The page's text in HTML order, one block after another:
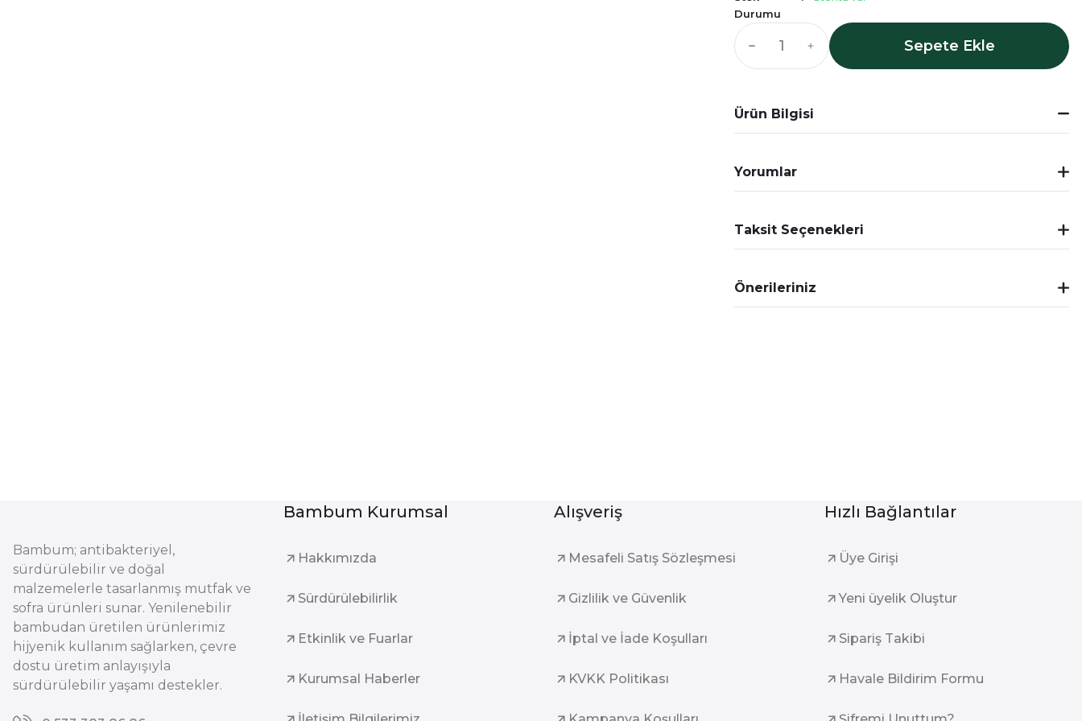
Durumu
Sepete Ekle
Ürün Bilgisi
Yorumlar
Taksit Seçenekleri
Önerileriniz
Bambum; antibakteriyel,
sürdürülebilir ve doğal
malzemelerle tasarlanmış mutfak ve
sofra ürünleri sunar. Yenilenebilir
bambudan üretilen ürünlerimiz
hijyenik kullanım sağlarken, çevre
dostu üretim anlayışıyla
sürdürülebilir yaşamı destekler.
Bambum Kurumsal
Hakkımızda
Sürdürülebilirlik
Etkinlik ve Fuarlar
Kurumsal Haberler
Alışveriş
Mesafeli Satış Sözleşmesi
Gizlilik ve Güvenlik
İptal ve İade Koşulları
KVKK Politikası
Hızlı Bağlantılar
Üye Girişi
Yeni üyelik Oluştur
Sipariş Takibi
Havale Bildirim Formu